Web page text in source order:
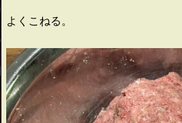
よくこねる。